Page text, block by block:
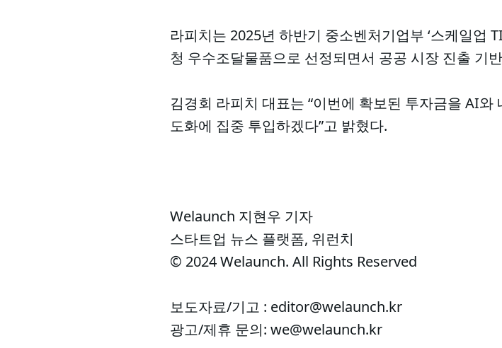
라피치는 2025년 하반기 중소벤처기업부 ‘스케일업
청 우수조달물품으로 선정되면서 공공 시장 진출 기
김경회 라피치 대표는 “이번에 확보된 투자금을 AI
도화에 집중 투입하겠다”고 밝혔다.
Welaunch 지현우 기자
스타트업 뉴스 플랫폼, 위런치
© 2024 Welaunch. All Rights Reserved
보도자료/기고 : editor@welaunch.kr
광고/제휴 문의: we@welaunch.kr